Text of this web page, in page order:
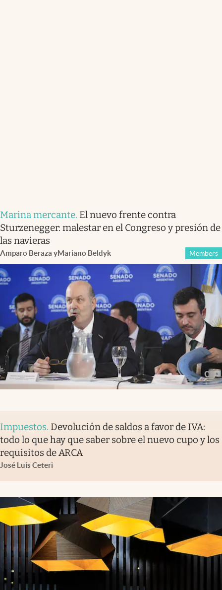
Marina mercante. El nuevo frente contra
Sturzenegger: malestar en el Congreso y presión de
las navieras
Amparo Beraza yMariano Beldyk Members
Impuestos. Devolución de saldos a favor de IVA:
todo lo que hay que saber sobre el nuevo cupo y los
requisitos de ARCA
José Luis Ceteri